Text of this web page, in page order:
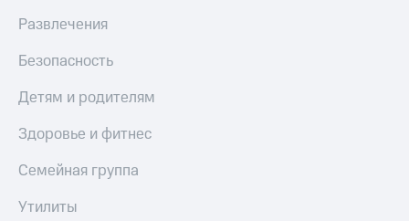
Развлечения
Безопасность
Детям и родителям
Здоровье и фитнес
Семейная группа
Утилиты